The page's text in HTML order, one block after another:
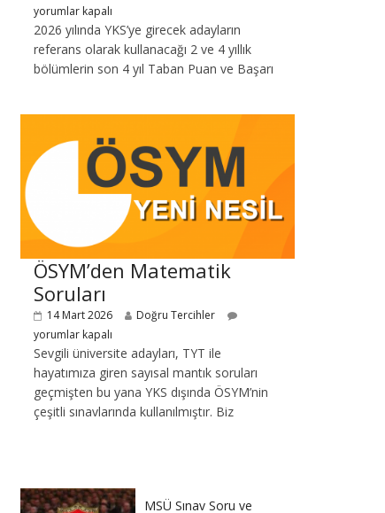
yorumlar kapalı
2026 yılında YKS’ye girecek adayların
referans olarak kullanacağı 2 ve 4 yıllık
bölümlerin son 4 yıl Taban Puan ve Başarı
ÖSYM’den Matematik
Soruları
14 Mart 2026
Doğru Tercihler
yorumlar kapalı
Sevgili üniversite adayları, TYT ile
hayatımıza giren sayısal mantık soruları
geçmişten bu yana YKS dışında ÖSYM’nin
çeşitli sınavlarında kullanılmıştır. Biz
MSÜ Sınav Soru ve